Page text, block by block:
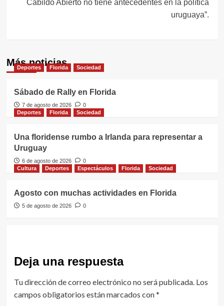
Cabildo Abierto no tiene antecedentes en la política
uruguaya”.
Más noticias
Deportes Florida Sociedad
Sábado de Rally en Florida
7 de agosto de 2026
0
Deportes
Florida Sociedad
Una floridense rumbo a Irlanda para representar a
Uruguay
6 de agosto de 2026
0
Cultura
Deportes Espectáculos Florida Sociedad
Agosto con muchas actividades en Florida
5 de agosto de 2026 0
Deja una respuesta
Tu dirección de correo electrónico no será publicada. Los
campos obligatorios están marcados con*